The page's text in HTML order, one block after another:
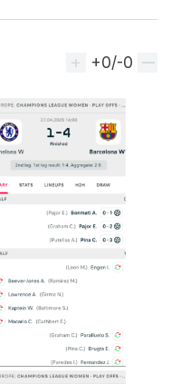
Вверх
+0/-0